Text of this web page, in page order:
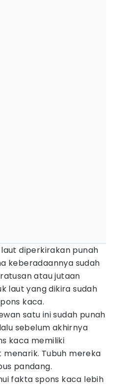
diperkirakan punah
keberadaannya sudah
atau jutaan
laut yang dikira sudah
kaca.
satu ini sudah punah
sebelum akhirnya
kaca memiliki
Tubuh mereka
pandang.
fakta spons kaca lebih